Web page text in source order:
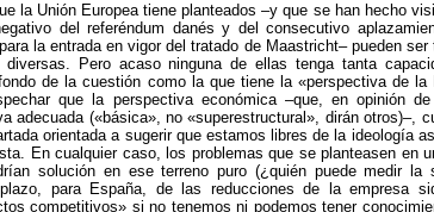
la Unión Europea tiene planteados –y que se han hecho
del referéndum danés y del consecutivo
la entrada en vigor del tratado de Maastricht– pueden ser
Pero acaso ninguna de ellas tenga tanta
de la cuestión como la que tiene la «perspectiva de la
que la perspectiva económica –que, en opinión de
adecuada («básica», no «superestructural», dirán otros)–,
orientada a sugerir que estamos libres de la ideología
En cualquier caso, los problemas que se planteasen en
solución en ese terreno puro (¿quién puede medir la
para España, de las reducciones de la empresa
competitivos» si no tenemos ni podemos tener